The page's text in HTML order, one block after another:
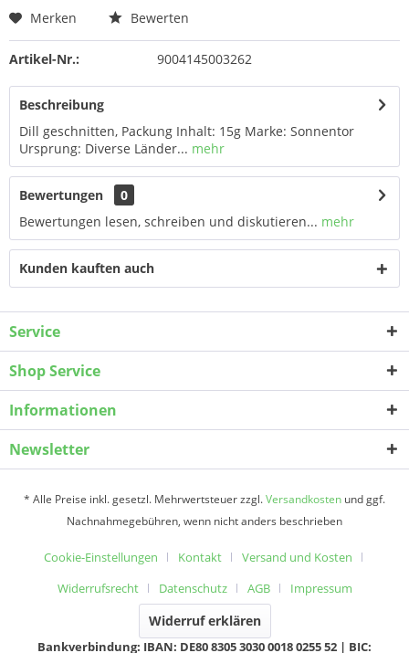
Merken Bewerten
Artikel-Nr.: 9004145003262
Beschreibung
Dill geschnitten, Packung Inhalt: 15g Marke: Sonnentor
Ursprung: Diverse Länder... mehr
Bewertungen
0
Bewertungen lesen, schreiben und diskutieren... mehr
Kunden kauften auch
Service
Shop Service
Informationen
Newsletter
* Alle Preise inkl. gesetzl. Mehrwertsteuer zzgl.Versandkosten und ggf.
Nachnahmegebühren, wenn nicht anders beschrieben
Cookie-Einstellungen Kontakt
Versand und Kosten
Widerrufsrecht
Datenschutz AGB Impressum
Widerruf erklären
Bankverbindung: IBAN: DE80 8305 3030 0018 0255 52 | BIC: